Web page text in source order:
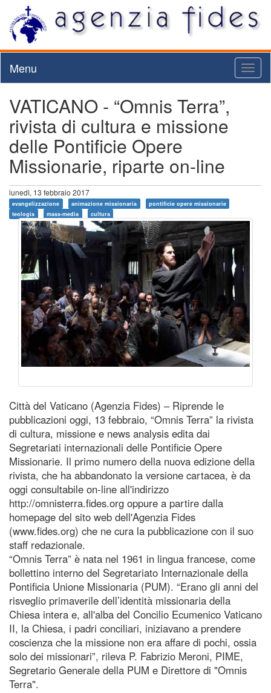
Menu
VATICANO - “Omnis Terra”,
rivista di cultura e missione
delle Pontificie Opere
Missionarie, riparte on-line
lunedì, 13 febbraio 2017
evangelizzazione animazione missionaria
pontificie opere missionarie
teologia
mass-media cultura
Città del Vaticano (Agenzia Fides) – Riprende le
pubblicazioni oggi, 13 febbraio, “Omnis Terra” la rivista
di cultura, missione e news analysis edita dai
Segretariati internazionali delle Pontificie Opere
Missionarie. Il primo numero della nuova edizione della
rivista, che ha abbandonato la versione cartacea, è da
oggi consultabile on-line all'indirizzo
http://omnisterra.fides.org oppure a partire dalla
homepage del sito web dell'Agenzia Fides
(www.fides.org) che ne cura la pubblicazione con il suo
staff redazionale.
“Omnis Terra” è nata nel 1961 in lingua francese, come
bollettino interno del Segretariato Internazionale della
Pontificia Unione Missionaria (PUM). “Erano gli anni del
risveglio primaverile dell’identità missionaria della
Chiesa intera e, all'alba del Concilio Ecumenico Vaticano
II, la Chiesa, i padri conciliari, iniziavano a prendere
coscienza che la missione non era affare di pochi, ossia
solo dei missionari”, rileva P. Fabrizio Meroni, PIME,
Segretario Generale della PUM e Direttore di "Omnis
Terra".